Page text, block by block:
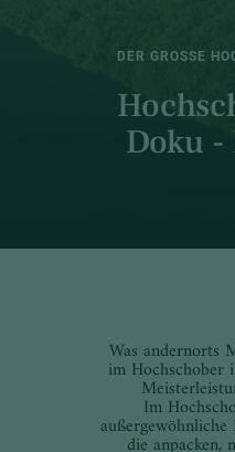
DER GROSSE
Doku -
Was andernorts
im Hochschober
Im
die anpacken,